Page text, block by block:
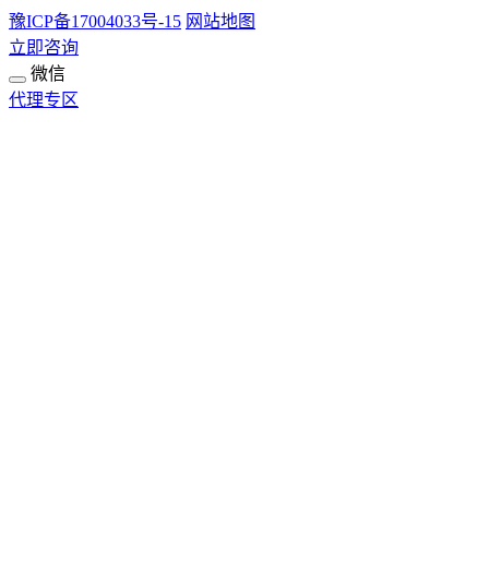
豫ICP备17004033号-15 网站地图
立即咨询
微信
代理专区